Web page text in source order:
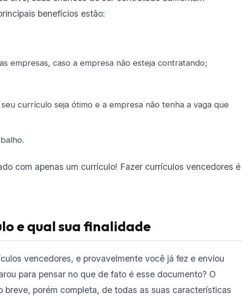
benefícios estão:
empresas, caso a empresa não esteja contratando;
currículo seja ótimo e a empresa não tenha a vaga que
com apenas um currículo! Fazer currículos vencedores é
e qual sua finalidade
vencedores, e provavelmente você já fez e enviou
para pensar no que de fato é esse documento? O
breve, porém completa, de todas as suas características